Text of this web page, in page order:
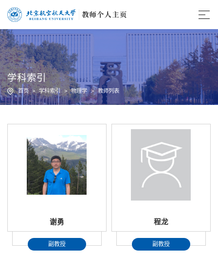
学科索引
首页 > 学科索引 > 物理学 > 教师列表
谢勇
副教授
程龙
副教授